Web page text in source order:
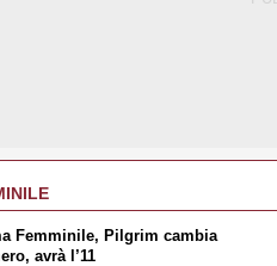
Femminile, Pilgrim cambia
avrà l’11